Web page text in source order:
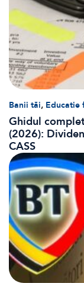
Banii tăi, Educatie
Ghidul
(2026):
CASS